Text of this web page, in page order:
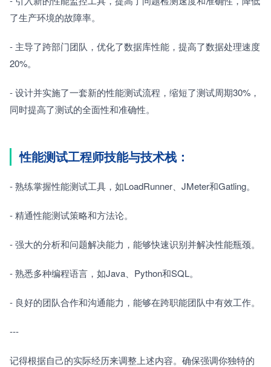
了生产环境的故障率。
- 主导了跨部门团队，优化了数据库性能，提高了数据处理速度
20%。
- 设计并实施了一套新的性能测试流程，缩短了测试周期30%，
同时提高了测试的全面性和准确性。
性能测试工程师技能与技术栈：
- 熟练掌握性能测试工具，如LoadRunner、JMeter和Gatling。
- 精通性能测试策略和方法论。
- 强大的分析和问题解决能力，能够快速识别并解决性能瓶颈。
- 熟悉多种编程语言，如Java、Python和SQL。
- 良好的团队合作和沟通能力，能够在跨职能团队中有效工作。
---
记得根据自己的实际经历来调整上述内容。确保强调你独特的